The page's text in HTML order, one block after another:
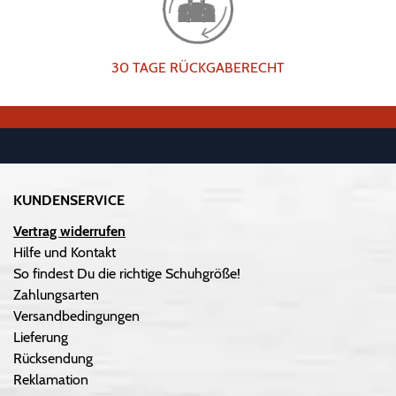
30 TAGE RÜCKGABERECHT
KUNDENSERVICE
Vertrag widerrufen
Hilfe und Kontakt
So findest Du die richtige Schuhgröße!
Zahlungsarten
Versandbedingungen
Lieferung
Rücksendung
Reklamation